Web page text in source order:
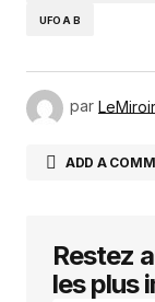
UFOA B
par
ADD A
Votre
champs
Restez
les plus